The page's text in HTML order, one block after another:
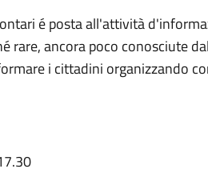
é posta all'attività
ancora poco conosciute
i cittadini